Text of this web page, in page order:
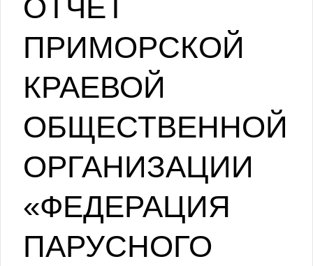
ОТЧЕТ
ПРИМОРСКОЙ
КРАЕВОЙ
ОБЩЕСТВЕННОЙ
ОРГАНИЗАЦИИ
«ФЕДЕРАЦИЯ
ПАРУСНОГО